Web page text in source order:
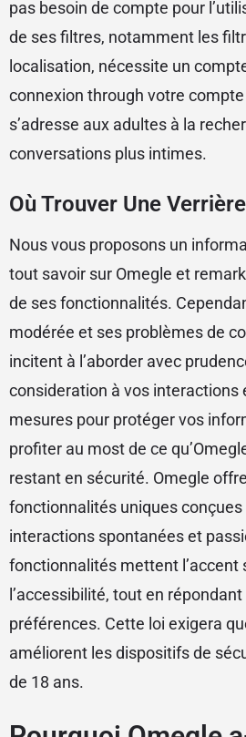
pas besoin de compte pour
de ses filtres, notamment les
localisation, nécessite un
connexion through votre
s’adresse aux adultes à la
conversations plus intimes.
Où Trouver Une
Nous vous proposons un
tout savoir sur Omegle et
de ses fonctionnalités.
modérée et ses problèmes de
incitent à l’aborder avec
consideration à vos interactions
mesures pour protéger vos
profiter au most de ce
restant en sécurité. Omegle
fonctionnalités uniques conçues
interactions spontanées et
fonctionnalités mettent l’accent
l’accessibilité, tout en
préférences. Cette loi exigera
améliorent les dispositifs de
de 18 ans.